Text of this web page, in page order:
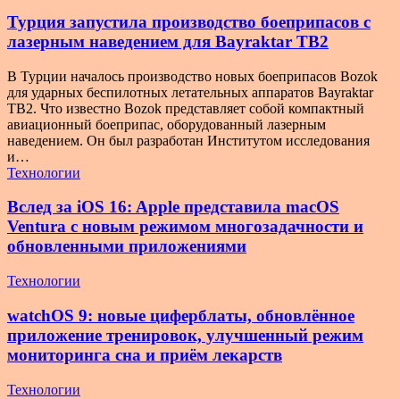
Турция запустила производство боеприпасов с
лазерным наведением для Bayraktar TB2
В Турции началось производство новых боеприпасов Bozok
для ударных беспилотных летательных аппаратов Bayraktar
TB2. Что известно Bozok представляет собой компактный
авиационный боеприпас, оборудованный лазерным
наведением. Он был разработан Институтом исследования
и…
Технологии
Вслед за iOS 16: Apple представила macOS
Ventura с новым режимом многозадачности и
обновленными приложениями
Технологии
watchOS 9: новые циферблаты, обновлённое
приложение тренировок, улучшенный режим
мониторинга сна и приём лекарств
Технологии